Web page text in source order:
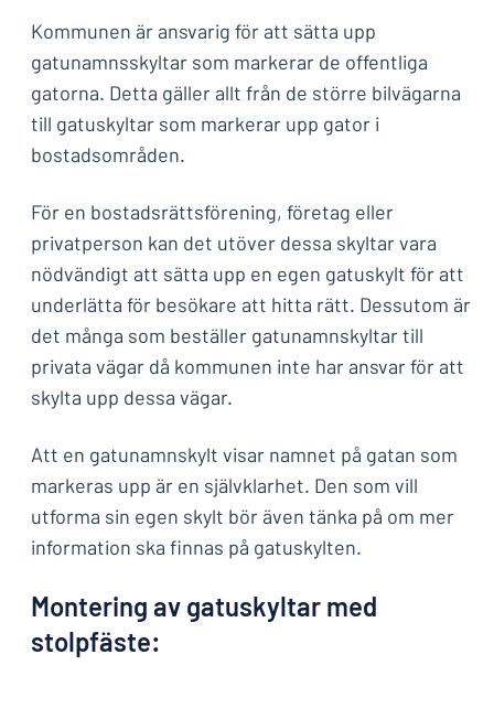
Kommunen är ansvarig för att sätta upp
gatunamnsskyltar som markerar de offentliga
gatorna. Detta gäller allt från de större bilvägarna
till gatuskyltar som markerar upp gator i
bostadsområden.
För en bostadsrättsförening, företag eller
privatperson kan det utöver dessa skyltar vara
nödvändigt att sätta upp en egen gatuskylt för att
underlätta för besökare att hitta rätt. Dessutom är
det många som beställer gatunamnskyltar till
privata vägar då kommunen inte har ansvar för att
skylta upp dessa vägar.
Att en gatunamnskylt visar namnet på gatan som
markeras upp är en självklarhet. Den som vill
utforma sin egen skylt bör även tänka på om mer
information ska finnas på gatuskylten.
Montering av gatuskyltar med
stolpfäste: